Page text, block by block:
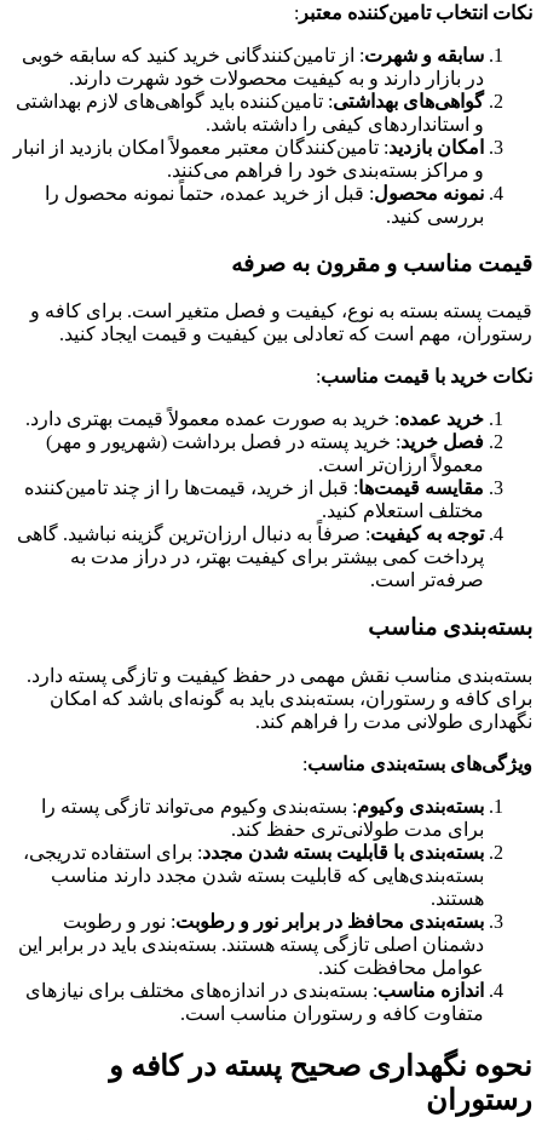
نکات انتخاب تامین‌کننده معتبر :
سابقه و شهرت: از تامین‌کنندگانی خرید کنید که سابقه خوبی
در بازار دارند و به کیفیت محصولات خود شهرت دارند.
گواهی‌های بهداشتی: تامین‌کننده باید گواهی‌های لازم بهداشتی
و استانداردهای کیفی را داشته باشد.
امکان بازدید: تامین‌کنندگان معتبر معمولاً امکان بازدید از انبار
و مراکز بسته‌بندی خود را فراهم می‌کنند.
نمونه محصول: قبل از خرید عمده، حتماً نمونه محصول را
بررسی کنید.
قیمت مناسب و مقرون به صرفه
قیمت پسته بسته به نوع، کیفیت و فصل متغیر است. برای کافه و
رستوران، مهم است که تعادلی بین کیفیت و قیمت ایجاد کنید.
نکات خرید با قیمت مناسب:
خرید عمده: خرید به صورت عمده معمولاً قیمت بهتری دارد.
فصل خرید: خرید پسته در فصل برداشت (شهریور و مهر)
معمولاً ارزان‌تر است.
مقایسه قیمت‌ها: قبل از خرید، قیمت‌ها را از چند تامین‌کننده
مختلف استعلام کنید.
توجه به کیفیت: صرفاً به دنبال ارزان‌ترین گزینه نباشید. گاهی
پرداخت کمی بیشتر برای کیفیت بهتر، در دراز مدت به
صرفه‌تر است.
بسته‌بندی مناسب
بسته‌بندی مناسب نقش مهمی در حفظ کیفیت و تازگی پسته دارد.
برای کافه و رستوران، بسته‌بندی باید به گونه‌ای باشد که امکان
نگهداری طولانی مدت را فراهم کند.
ویژگی‌های بسته‌بندی مناسب:
بسته‌بندی وکیوم: بسته‌بندی وکیوم می‌تواند تازگی پسته را
برای مدت طولانی‌تری حفظ کند.
بسته‌بندی با قابلیت بسته شدن مجدد: برای استفاده تدریجی،
بسته‌بندی‌هایی که قابلیت بسته شدن مجدد دارند مناسب
هستند.
بسته‌بندی محافظ در برابر نور و رطوبت: نور و رطوبت
دشمنان اصلی تازگی پسته هستند. بسته‌بندی باید در برابر این
عوامل محافظت کند.
اندازه مناسب: بسته‌بندی در اندازه‌های مختلف برای نیازهای
متفاوت کافه و رستوران مناسب است.
نحوه نگهداری صحیح پسته در کافه و
رستوران